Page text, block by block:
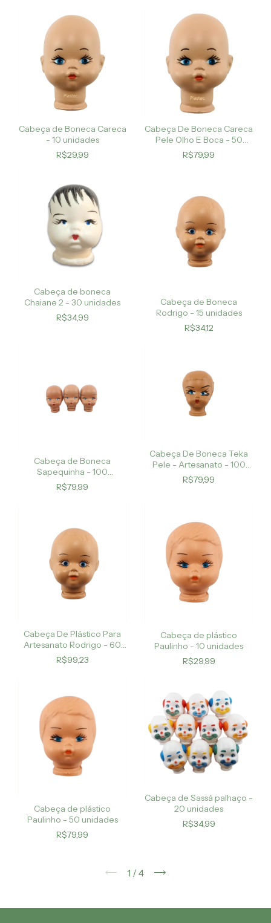
Cabeça de Boneca Careca
- 10 unidades
R$29,99
Cabeça De Boneca Careca
Pele Olho E Boca - 50
Cabeças
R$79,99
Cabeça de boneca
Chaiane 2 - 30 unidades
R$34,99
Cabeça de Boneca
Rodrigo - 15 unidades
R$34,12
Cabeça de Boneca
Sapequinha - 100
unidades
R$79,99
Cabeça De Boneca Teka
Pele - Artesanato - 100
Unids.
R$79,99
Cabeça De Plástico Para
Artesanato Rodrigo - 60
Cabeças
R$99,23
Cabeça de plástico
Paulinho - 10 unidades
R$29,99
Cabeça de plástico
Paulinho - 50 unidades
R$79,99
Cabeça de Sassá palhaço -
20 unidades
R$34,99
1 / 4